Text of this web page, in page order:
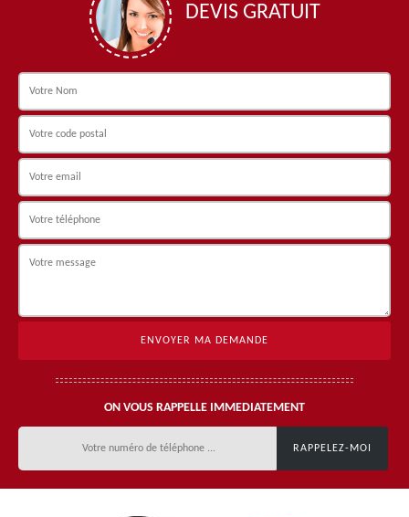
DEVIS GRATUIT
ON VOUS RAPPELLE IMMEDIATEMENT